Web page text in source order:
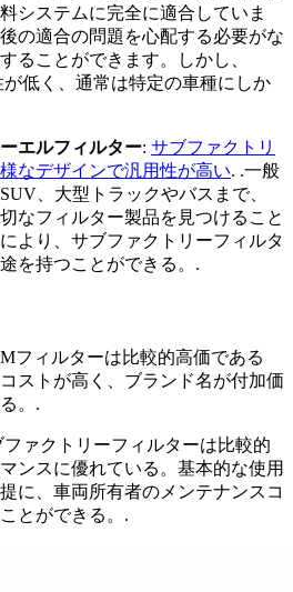
システムに完全に適合していま
の適合の問題を心配する必要がな
ることができます。しかし、
低く、通常は特定の車種にしか
エルフィルター: サブファクトリ
なデザインで汎用性が高い. .一般
、大型トラックやバスまで、
なフィルター製品を見つけること
より、サブファクトリーフィルタ
を持つことができる。.
フィルターは比較的高価である
ストが高く、ブランド名が付加価
。.
ファクトリーフィルターは比較的
ンスに優れている。基本的な使用
に、車両所有者のメンテナンスコ
とができる。.